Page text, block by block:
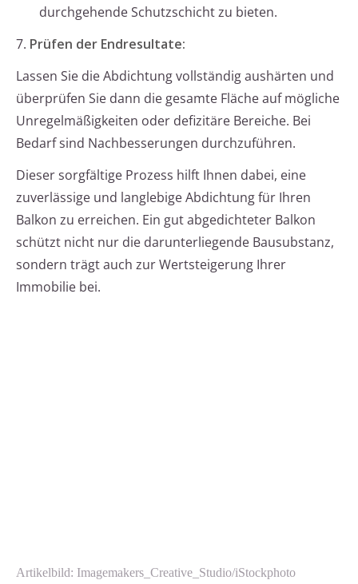
durchgehende Schutzschicht zu bieten.
7. Prüfen der Endresultate:
Lassen Sie die Abdichtung vollständig aushärten und
überprüfen Sie dann die gesamte Fläche auf mögliche
Unregelmäßigkeiten oder defizitäre Bereiche. Bei
Bedarf sind Nachbesserungen durchzuführen.
Dieser sorgfältige Prozess hilft Ihnen dabei, eine
zuverlässige und langlebige Abdichtung für Ihren
Balkon zu erreichen. Ein gut abgedichteter Balkon
schützt nicht nur die darunterliegende Bausubstanz,
sondern trägt auch zur Wertsteigerung Ihrer
Immobilie bei.
Artikelbild: Imagemakers_Creative_Studio/iStockphoto